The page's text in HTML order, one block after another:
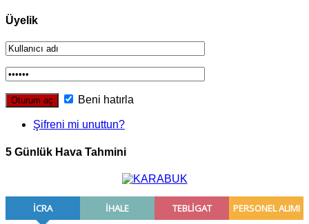
Üyelik
Beni hatırla
Şifreni mi unuttun?
5 Günlük Hava Tahmini